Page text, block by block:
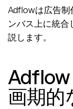
Adflowは広告制
ンバス上に統合
説します。
画期的